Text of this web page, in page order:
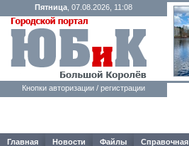
Пятница , 07.08.2026, 11:08
Кнопки авторизации / регистрации
Главная Новости Файлы Справочная